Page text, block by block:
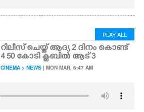
PLAY ALL
റിലീസ് ചെയ്ത് ആദ്യ 2 ദിനം കൊണ്ട്
4 50 കോടി ക്ലബിൽ ആട് 3
CINEMA > NEWS | MON MAR, 6:47 AM